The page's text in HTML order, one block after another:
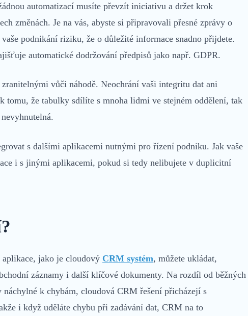
automatizací musíte převzít iniciativu a držet krok
změnách. Je na vás, abyste si připravovali přesné zprávy o
podnikání riziku, že o důležité informace snadno přijdete.
automatické dodržování předpisů jako např. GDPR.
vůči náhodě. Neochrání vaši integritu dat ani
tomu, že tabulky sdílíte s mnoha lidmi ve stejném oddělení, tak
s dalšími aplikacemi nutnými pro řízení podniku. Jak vaše
i s jinými aplikacemi, pokud si tedy nelibujete v duplicitní
jako je cloudový CRM systém, můžete ukládat,
záznamy i další klíčové dokumenty. Na rozdíl od běžných
k chybám, cloudová CRM řešení přicházejí s
i když uděláte chybu při zadávání dat, CRM na to